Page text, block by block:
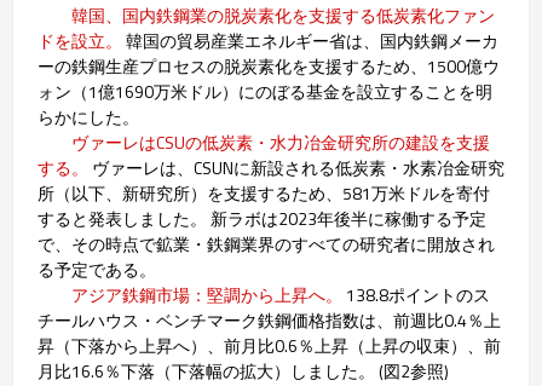
韓国、国内鉄鋼業の脱炭素化を支援する低炭素化ファン
ドを設立。 韓国の貿易産業エネルギー省は、国内鉄鋼メーカ
ーの鉄鋼生産プロセスの脱炭素化を支援するため、1500億ウ
ォン（1億1690万米ドル）にのぼる基金を設立することを明
らかにした。
ヴァーレはCSUの低炭素・水力冶金研究所の建設を支援
する。
ヴァーレは、CSUNに新設される低炭素・水素冶金研究
所（以下、新研究所）を支援するため、581万米ドルを寄付
すると発表しました。 新ラボは2023年後半に稼働する予定
で、その時点で鉱業・鉄鋼業界のすべての研究者に開放され
る予定である。
アジア鉄鋼市場：堅調から上昇へ。
138.8ポイントのス
チールハウス・ベンチマーク鉄鋼価格指数は、前週比0.4％上
昇（下落から上昇へ）、前月比0.6％上昇（上昇の収束）、前
月比16.6％下落（下落幅の拡大）しました。 (図2参照)